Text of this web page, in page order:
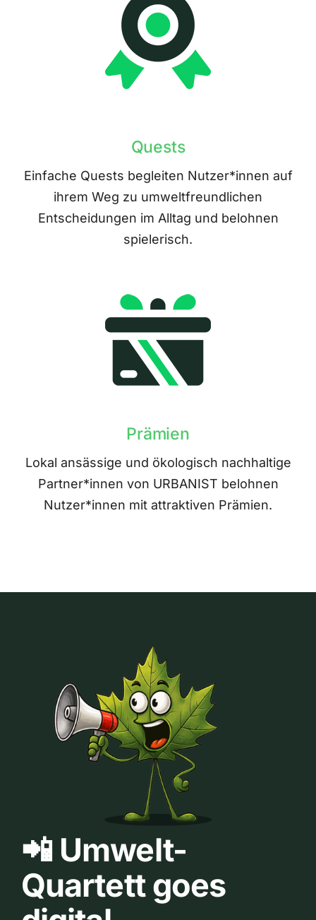
Quests
Einfache Quests begleiten Nutzer*innen auf
ihrem Weg zu umweltfreundlichen
Entscheidungen im Alltag und belohnen
spielerisch.
Prämien
Lokal ansässige und ökologisch nachhaltige
Partner*innen von URBANIST belohnen
Nutzer*innen mit attraktiven Prämien.
📲 Umwelt-
Quartett goes